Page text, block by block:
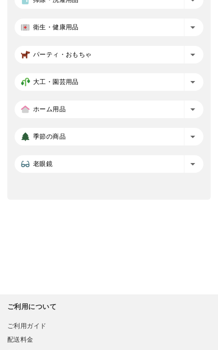
衛生・健康用品
パーティ・おもちゃ
大工・園芸用品
ホーム用品
季節の商品
老眼鏡
ご利用について
ご利用ガイド
配送料金